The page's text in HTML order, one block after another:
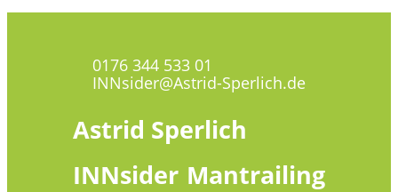
0176 344 533 01
INNsider@Astrid-Sperlich.de
Astrid Sperlich
INNsider Mantrailing